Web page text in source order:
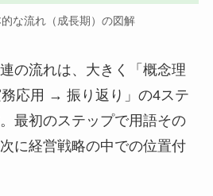
な流れ（成長期）の図解
の流れは、大きく「概念理
応用 → 振り返り」の4ステ
最初のステップで用語その
に経営戦略の中での位置付